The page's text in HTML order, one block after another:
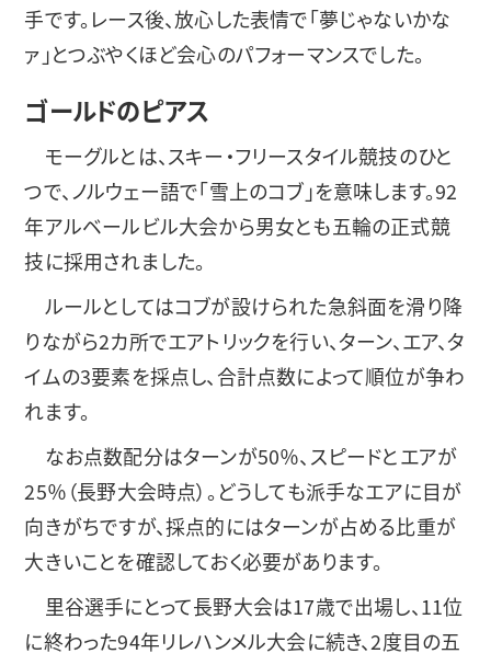
手です。レース後、放心した表情で「夢じゃないかな
ァ」とつぶやくほど会心のパフォーマンスでした。
ゴールドのピアス
モーグルとは、スキー・フリースタイル競技のひと
つで、ノルウェー語で「雪上のコブ」を意味します。92
年アルベールビル大会から男女とも五輪の正式競
技に採用されました。
ルールとしてはコブが設けられた急斜面を滑り降
りながら2カ所でエアトリックを行い、ターン、エア、タ
イムの3要素を採点し、合計点数によって順位が争わ
れます。
なお点数配分はターンが50％、スピードとエアが
25％（長野大会時点）。どうしても派手なエアに目が
向きがちですが、採点的にはターンが占める比重が
大きいことを確認しておく必要があります。
里谷選手にとって長野大会は17歳で出場し、11位
に終わった94年リレハンメル大会に続き、2度目の五